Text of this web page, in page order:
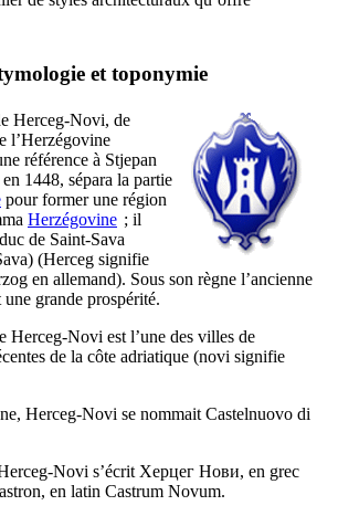
et toponymie
Herceg-Novi, de
l’Herzégovine
référence à Stjepan
1448, sépara la partie
pour former une région
Herzégovine ; il
de Saint-Sava
) (Herceg signifie
en allemand). Sous son règne l’ancienne
une grande prospérité.
Herceg-Novi est l’une des villes de
de la côte adriatique (novi signifie
Herceg-Novi se nommait Castelnuovo di
Novi s’écrit Херцег Нови, en grec
, en latin Castrum Novum.